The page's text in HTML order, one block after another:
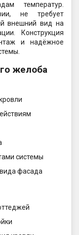
температур.
не требует
внешний вид на
Конструкция
и надёжное
желоба
системы
фасада